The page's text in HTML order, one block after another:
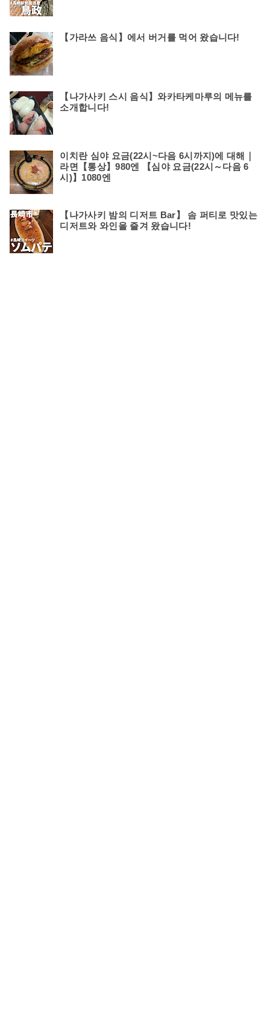
【가라쓰 음식】에서 버거를 먹어 왔습니다!
【나가사키 스시 음식】와카타케마루의 메뉴를
소개합니다!
이치란 심야 요금(22시~다음 6시까지)에 대해｜
라면【통상】980엔 【심야 요금(22시～다음 6
시)】1080엔
【나가사키 밤의 디저트 Bar】 솜 퍼티로 맛있는
디저트와 와인을 즐겨 왔습니다!